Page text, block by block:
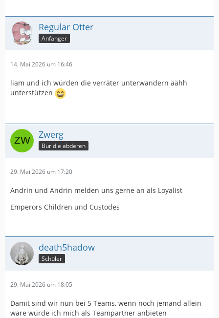
Regular Otter
Anfänger
14. Mai 2026 um 16:46
liam und ich würden die verräter unterwandern äähh
unterstützen
Zwerg
Bur die abderen
29. Mai 2026 um 17:20
Andrin und Andrin melden uns gerne an als Loyalist
Emperors Children und Custodes
death5hadow
Schüler
29. Mai 2026 um 18:05
Damit sind wir nun bei 5 Teams, wenn noch jemand allein
wäre würde ich mich als Teampartner anbieten